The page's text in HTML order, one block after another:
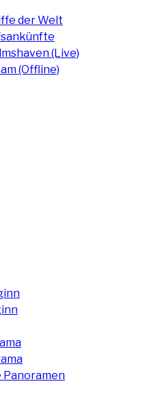
der Welt
(Live)
(Offline)
Panoramen